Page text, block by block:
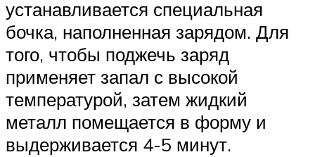
устанавливается специальная
бочка, наполненная зарядом. Для
того, чтобы поджечь заряд
применяет запал с высокой
температурой, затем жидкий
металл помещается в форму и
выдерживается 4-5 минут.